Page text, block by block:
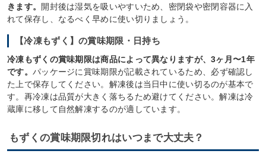
きます。
開封後は湿気を吸いやすいため、密閉袋や密閉容器に入
れて保存し、なるべく早めに使い切りましょう。
【冷凍もずく】の賞味期限・日持ち
冷凍もずくの賞味期限は商品によって異なりますが、3ヶ月〜1年
です。 パッケージに賞味期限が記載されているため、必ず確認し
た上で保存してください。解凍後は当日中に使い切るのが基本で
す。再冷凍は品質が大きく落ちるため避けてください。解凍は冷
蔵庫に移して自然解凍するのが適しています。
もずくの賞味期限切れはいつまで大丈夫？